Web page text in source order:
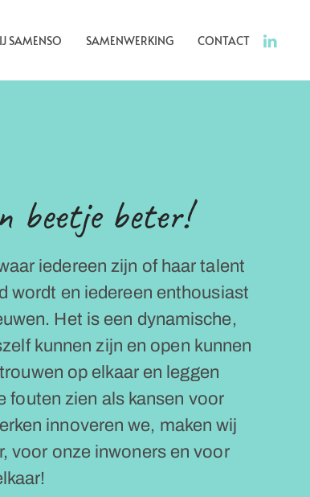
SAMENSO SAMENWERKING CONTACT
beetje beter!
iedereen zijn of haar talent
wordt en iedereen enthousiast
Het is een dynamische,
kunnen zijn en open kunnen
op elkaar en leggen
fouten zien als kansen voor
innoveren we, maken wij
voor onze inwoners en voor